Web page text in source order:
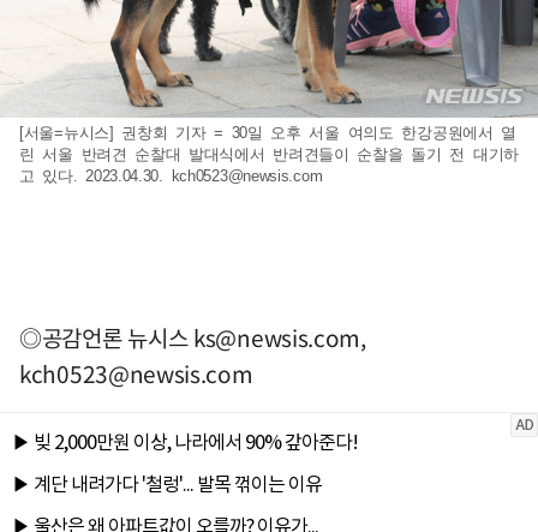
[서울=뉴시스] 권창회 기자 = 30일 오후 서울 여의도 한강공원에서 열
린 서울 반려견 순찰대 발대식에서 반려견들이 순찰을 돌기 전 대기하
고 있다. 2023.04.30.
kch0523@newsis.com
◎공감언론 뉴시스ks@newsis.com,
kch0523@newsis.com